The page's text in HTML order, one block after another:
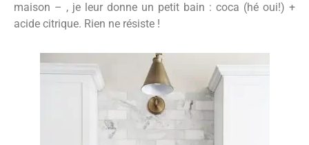
maison – , je leur donne un petit bain : coca (hé oui!) +
acide citrique. Rien ne résiste !